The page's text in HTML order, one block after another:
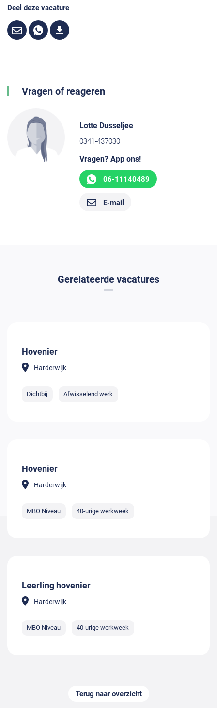
Deel deze vacature
Vragen of reageren
Lotte Dusseljee
0341-437030
Vragen? App ons!
06-11140489
E-mail
Gerelateerde vacatures
Hovenier
Harderwijk
Dichtbij Afwisselend werk
Hovenier
Harderwijk
MBO Niveau 40-urige werkweek
Leerling hovenier
Harderwijk
MBO Niveau 40-urige werkweek
Terug naar overzicht